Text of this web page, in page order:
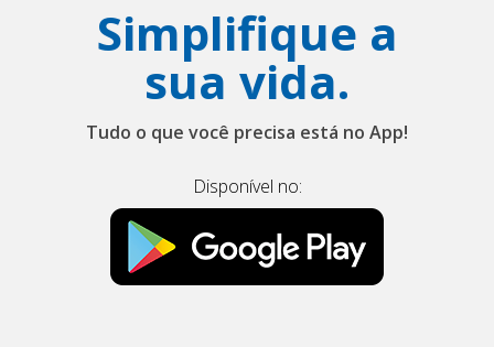
Simplifique a
sua vida.
Tudo o que você precisa está no App!
Disponível no: